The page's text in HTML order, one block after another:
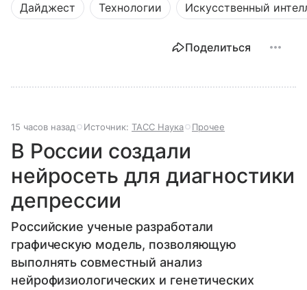
Дайджест Технологии Искусственный
Поделиться
15 часов назад Источник: ТАСС Наука Прочее
В России создали
нейросеть для диагностики
депрессии
Российские ученые разработали
графическую модель, позволяющую
выполнять совместный анализ
нейрофизиологических и генетических